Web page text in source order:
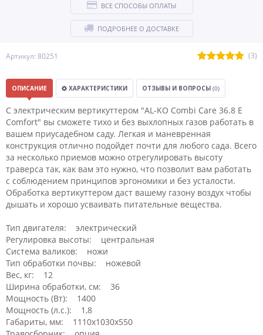
Артикул: 80251 (3)
ВСЕ СПОСОБЫ ОПЛАТЫ
ПОДРОБНЕЕ О ДОСТАВКЕ
ОПИСАНИЕ ХАРАКТЕРИСТИКИ ОТЗЫВЫ И ВОПРОСЫ (0)
С электрическим вертикуттером "AL-KO Combi Care 36.8 E
Comfort" вы сможете тихо и без выхлопных газов работать в
вашем приусадебном саду. Легкая и маневренная
конструкция отлично подойдет почти для любого сада. Всего
за несколько приемов можно отрегулировать высоту
траверса так, как вам это нужно, что позволит вам работать
с соблюдением принципов эргономики и без усталости.
Обработка вертикуттером даст вашему газону воздух чтобы
дышать и хорошо усваивать питательные вещества.
Тип двигателя: электрический
Регулировка высоты: центральная
Система валиков: ножи
Тип обработки почвы: ножевой
Вес, кг: 12
Ширина обработки, см: 36
Мощность (Вт): 1400
Мощность (л.с.): 1,8
Габариты, мм: 1110х1030х550